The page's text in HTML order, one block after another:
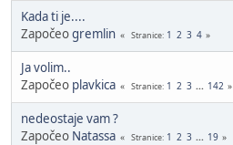
Kada ti je....
Započeogremlin Stranice 1 2 3 4
Ja volim..
Započeo plavkica Stranice 1 2 3 ... 142
nedeostaje vam ?
Započeo Natassa Stranice 1 2 3 ... 19